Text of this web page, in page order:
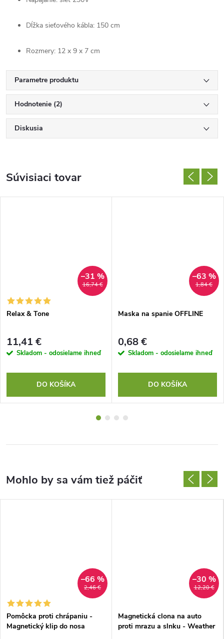
Dĺžka sieťového kábla: 150 cm
Rozmery: 12 x 9 x 7 cm
Parametre produktu
Hodnotenie (2)
Diskusia
Súvisiaci tovar
16,74 €
–31 %
Relax & Tone
11,41 €
Skladom - odosielame ihneď
DO KOŠÍKA
1,84 €
–63 %
Maska na spanie OFFLINE
0,68 €
Skladom - odosielame ihneď
DO KOŠÍKA
2,46 €
–66 %
Pomôcka proti chrápaniu -
Magnetický klip do nosa
12,20 €
–30 %
Magnetická clona na auto
proti mrazu a slnku - Weather